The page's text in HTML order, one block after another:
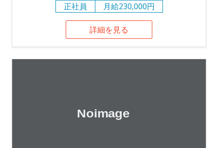
正社員
月給230,000円
詳細を見る